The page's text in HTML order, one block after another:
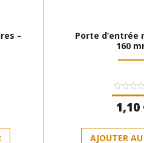
–
Porte d’entrée
160
Note
0
sur
1,10
AJOUTER